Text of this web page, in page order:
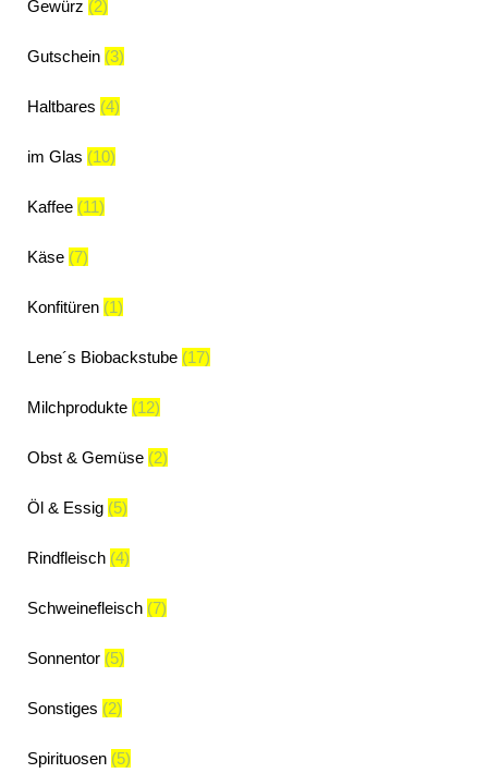
Gewürz (2)
Gutschein (3)
Haltbares (4)
im Glas (10)
Kaffee (11)
Käse (7)
Konfitüren (1)
Lene´s Biobackstube (17)
Milchprodukte (12)
Obst & Gemüse (2)
Öl & Essig (5)
Rindfleisch (4)
Schweinefleisch (7)
Sonnentor (5)
Sonstiges (2)
Spirituosen (5)